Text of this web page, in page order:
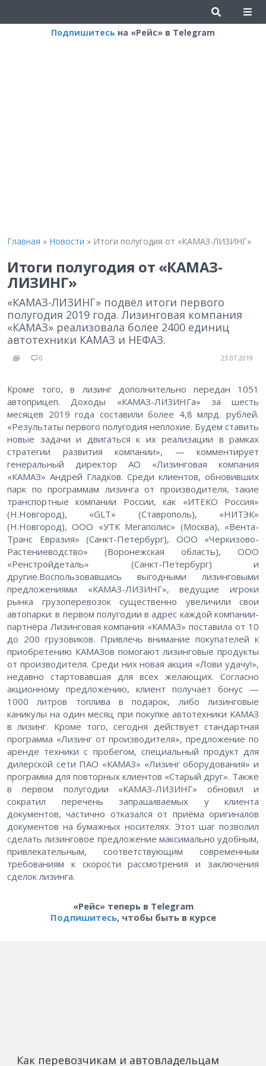
Подпишитесь на «Рейс» в Telegram
Главная » Новости » Итоги полугодия от «КАМАЗ-ЛИЗИНГ»
Итоги полугодия от «КАМАЗ-
ЛИЗИНГ»
«КАМАЗ-ЛИЗИНГ» подвёл итоги первого
полугодия 2019 года. Лизинговая компания
«КАМАЗ» реализовала более 2400 единиц
автотехники КАМАЗ и НЕФАЗ.
0 23.07.2019
Кроме того, в лизинг дополнительно передан 1051
автоприцеп. Доходы «КАМАЗ-ЛИЗИНГа» за шесть
месяцев 2019 года составили более 4,8 млрд. рублей.
«Результаты первого полугодия неплохие. Будем ставить
новые задачи и двигаться к их реализации в рамках
стратегии развития компании», — комментирует
генеральный директор АО «Лизинговая компания
«КАМАЗ» Андрей Гладков. Среди клиентов, обновивших
парк по программам лизинга от производителя, такие
транспортные компании России, как «ИТЕКО Россия»
(Н.Новгород), «GLT» (Ставрополь), «НИТЭК»
(Н.Новгород), ООО «УТК Мегаполис» (Москва), «Вента-
Транс Евразия» (Санкт-Петербург), ООО «Черкизово-
Растениеводство» (Воронежская область), ООО
«Ренстройдеталь» (Санкт-Петербург) и
другие.Воспользовавшись выгодными лизинговыми
предложениями «КАМАЗ-ЛИЗИНГ», ведущие игроки
рынка грузоперевозок существенно увеличили свои
автопарки: в первом полугодии в адрес каждой компании-
партнёра Лизинговая компания «КАМАЗ» поставила от 10
до 200 грузовиков. Привлечь внимание покупателей к
приобретению КАМАЗов помогают лизинговые продукты
от производителя. Среди них новая акция «Лови удачу!»,
недавно стартовавшая для всех желающих. Согласно
акционному предложению, клиент получает бонус —
1000 литров топлива в подарок, либо лизинговые
каникулы на один месяц при покупке автотехники КАМАЗ
в лизинг. Кроме того, сегодня действует стандартная
программа «Лизинг от производителя», предложение по
аренде техники с пробегом, специальный продукт для
дилерской сети ПАО «КАМАЗ» «Лизинг оборудования» и
программа для повторных клиентов «Старый друг». Также
в первом полугодии «КАМАЗ-ЛИЗИНГ» обновил и
сократил перечень запрашиваемых у клиента
документов, частично отказался от приёма оригиналов
документов на бумажных носителях. Этот шаг позволил
сделать лизинговое предложение максимально удобным,
привлекательным, соответствующим современным
требованиям к скорости рассмотрения и заключения
сделок лизинга.
«Рейс» теперь в Telegram
Подпишитесь, чтобы быть в курсе
Как перевозчикам и автовладельцам